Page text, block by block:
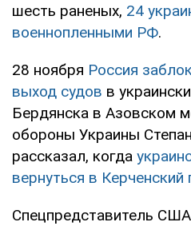
шесть раненых, 24
военнопленными РФ.
28 ноября Россия
выход судов в
Бердянска в Азовском
обороны Украины
рассказал, когда
вернуться в Керченский
Спецпредставитель